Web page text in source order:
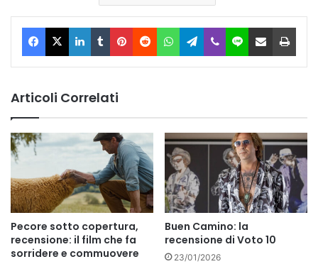
Facebook
X LinkedIn
TumblrPinterest
RedditWhatsAppTelegram
ViberLine Condividi via Email
Articoli Correlati
Pecore sotto copertura,
recensione: il film che fa
sorridere e commuovere
Buen Camino: la
recensione di Voto 10
23/01/2026